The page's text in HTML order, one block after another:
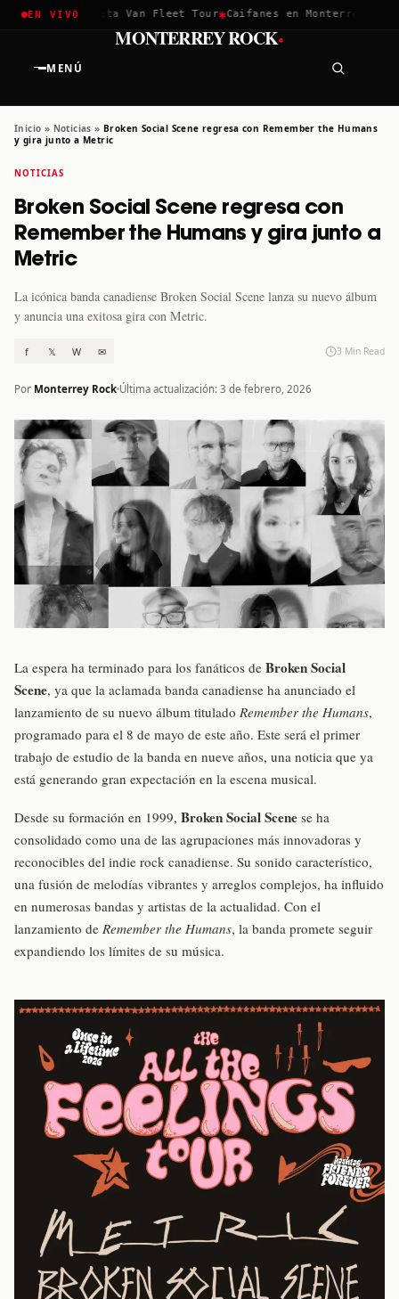
EN VIVO
2026✱ Greta Van Fleet Tour✱Caifanes en Monterrey · 12
MENÚ
MONTERREY ROCK·
Inicio » Noticias » Broken Social Scene regresa con Remember the Humans
y gira junto a Metric
NOTICIAS
Broken Social Scene regresa con
Remember the Humans y gira junto a
Metric
La icónica banda canadiense Broken Social Scene lanza su nuevo álbum
y anuncia una exitosa gira con Metric.
f 𝕏 W ✉ 3 Min Read
Por Monterrey Rock Última actualización: 3 de febrero, 2026
La espera ha terminado para los fanáticos de Broken Social
Scene, ya que la aclamada banda canadiense ha anunciado el
lanzamiento de su nuevo álbum titulado Remember the Humans,
programado para el 8 de mayo de este año. Este será el primer
trabajo de estudio de la banda en nueve años, una noticia que ya
está generando gran expectación en la escena musical.
Desde su formación en 1999, Broken Social Scene se ha
consolidado como una de las agrupaciones más innovadoras y
reconocibles del indie rock canadiense. Su sonido característico,
una fusión de melodías vibrantes y arreglos complejos, ha influido
en numerosas bandas y artistas de la actualidad. Con el
lanzamiento de Remember the Humans, la banda promete seguir
expandiendo los límites de su música.